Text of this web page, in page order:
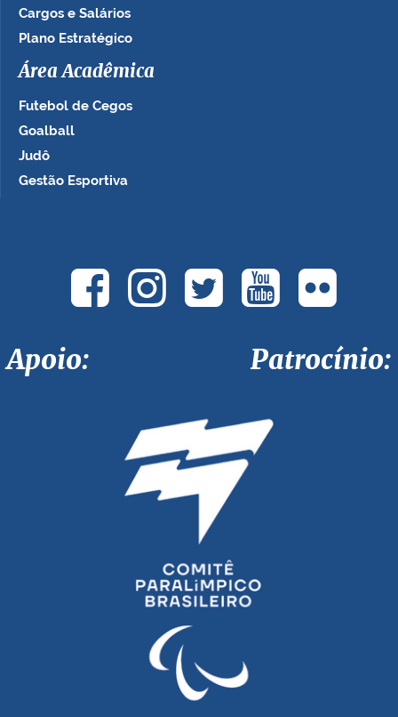
Cargos e Salários
Plano Estratégico
Área Acadêmica
Futebol de Cegos
Goalball
Judô
Gestão Esportiva
Apoio: Patrocínio: